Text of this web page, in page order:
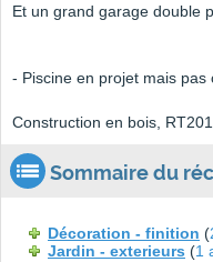
Et un grand garage double
- Piscine en projet mais pas
Construction en bois,
Sommaire du
Décoration - finition (
Jardin - exterieurs (1